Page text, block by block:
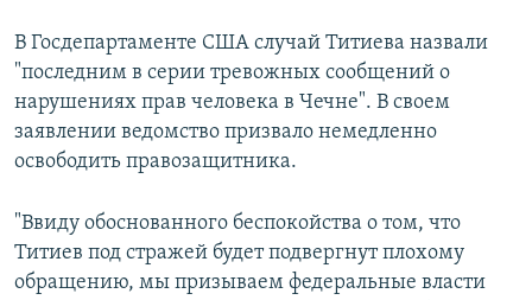
В Госдепартаменте США случай Титиева назвали
"последним в серии тревожных сообщений о
нарушениях прав человека в Чечне". В своем
заявлении ведомство призвало немедленно
освободить правозащитника.
"Ввиду обоснованного беспокойства о том, что
Титиев под стражей будет подвергнут плохому
обращению, мы призываем федеральные власти